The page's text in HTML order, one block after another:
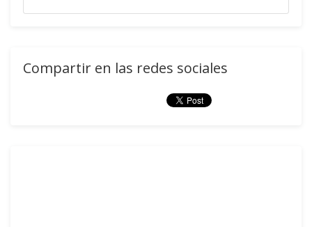
Compartir en las redes sociales